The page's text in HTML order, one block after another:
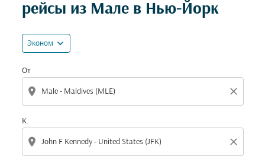
рейсы из Мале в Нью-Йорк
Эконом expand_more
От
location_on close
К
location_on close